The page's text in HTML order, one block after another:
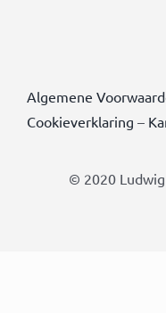
Algemene
Cookieverklaring –
© 2020